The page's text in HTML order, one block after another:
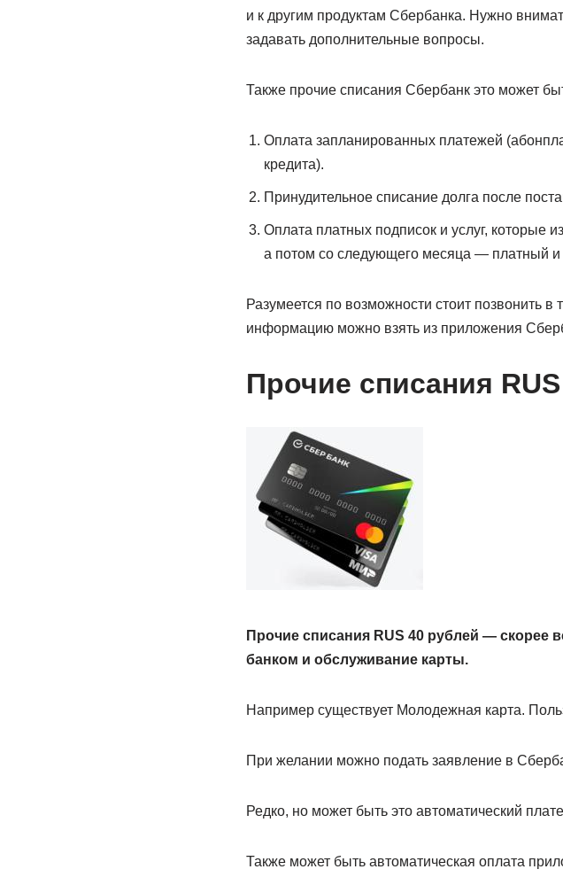
и к другим продуктам Сбербанка. Нужно
задавать дополнительные вопросы.
Также прочие списания Сбербанк это может
Оплата запланированных платежей
кредита).
Принудительное списание долга после
Оплата платных подписок и услуг, которые
а потом со следующего месяца — платный и
Разумеется по возможности стоит позвонить
информацию можно взять из приложения
Прочие списания
Прочие списания RUS 40 рублей — скорее
банком и обслуживание карты.
Например существует Молодежная карта.
При желании можно подать заявление в
Редко, но может быть это автоматический
Также может быть автоматическая оплата